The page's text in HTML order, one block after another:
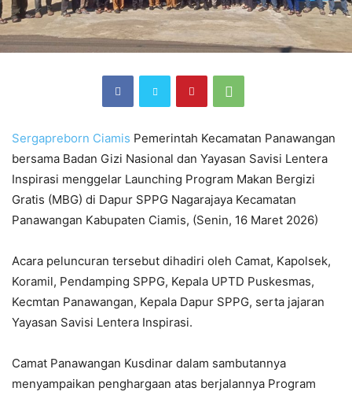
Sergapreborn Ciamis Pemerintah Kecamatan Panawangan
bersama Badan Gizi Nasional dan Yayasan Savisi Lentera
Inspirasi menggelar Launching Program Makan Bergizi
Gratis (MBG) di Dapur SPPG Nagarajaya Kecamatan
Panawangan Kabupaten Ciamis, (Senin, 16 Maret 2026)
Acara peluncuran tersebut dihadiri oleh Camat, Kapolsek,
Koramil, Pendamping SPPG, Kepala UPTD Puskesmas,
Kecmtan Panawangan, Kepala Dapur SPPG, serta jajaran
Yayasan Savisi Lentera Inspirasi.
Camat Panawangan Kusdinar dalam sambutannya
menyampaikan penghargaan atas berjalannya Program